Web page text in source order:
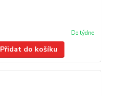
Do týdne
Přidat do košíku